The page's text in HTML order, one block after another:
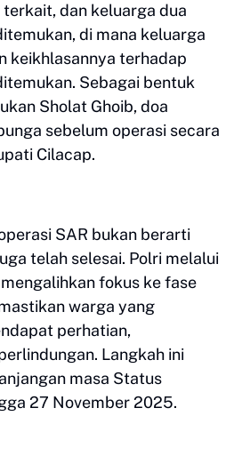
dan keluarga dua
di mana keluarga
keikhlasannya terhadap
Sebagai bentuk
Sholat Ghoib, doa
sebelum operasi secara
Cilacap.
SAR bukan berarti
telah selesai. Polri melalui
fokus ke fase
warga yang
perhatian,
Langkah ini
masa Status
27 November 2025.